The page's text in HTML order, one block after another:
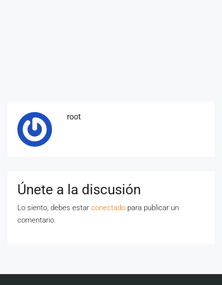
root
Únete a la discusión
Lo siento, debes estar conectado para publicar un
comentario.